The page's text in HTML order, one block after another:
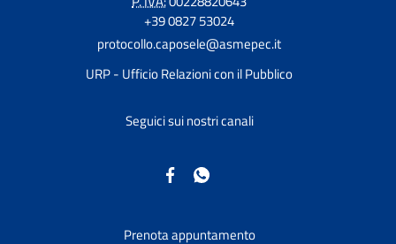
+39 0827 53024
protocollo.caposele@asmepec.it
URP - Ufficio Relazioni con il Pubblico
Seguici sui nostri canali
Prenota appuntamento